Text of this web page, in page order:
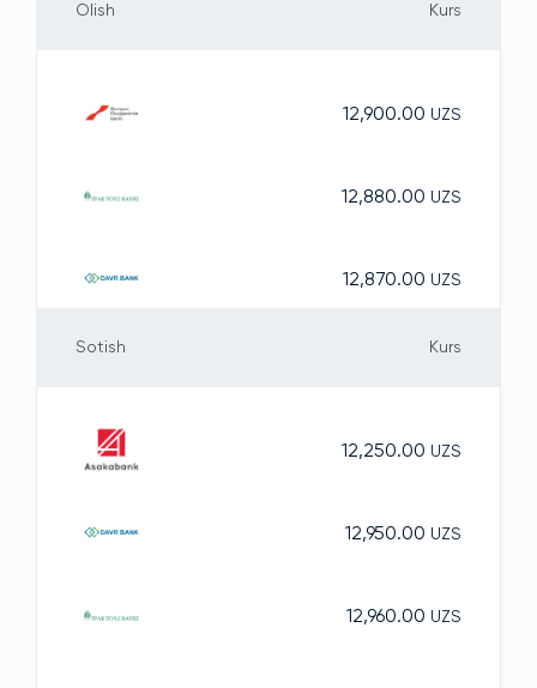
Olish Kurs
12,900.00 UZS
12,880.00 UZS
12,870.00 UZS
Sotish Kurs
12,250.00 UZS
12,950.00 UZS
12,960.00 UZS